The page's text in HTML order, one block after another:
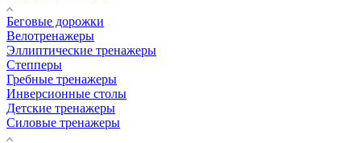
Беговые дорожки
Велотренажеры
Эллиптические тренажеры
Степперы
Гребные тренажеры
Инверсионные столы
Детские тренажеры
Силовые тренажеры